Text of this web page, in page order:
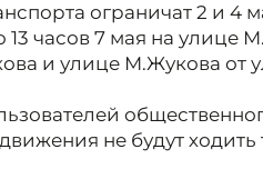
ограничат 2 и 4
13 часов 7 мая на улице
и улице М.Жукова от
не будут